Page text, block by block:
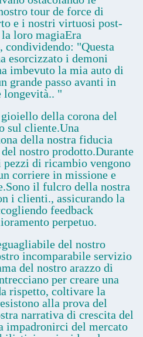
tour de force di
e i nostri virtuosi post-
loro magiaEra
"Questa
esorcizzato i demoni
imbevuto la mia auto di
grande passo avanti in
longevità.. "
della corona del
sul cliente.Una
della nostra fiducia
nostro prodotto.Durante
di ricambio vengono
corriere in missione e
il fulcro della nostra
i clienti., assicurando la
feedback
perpetuo.
del nostro
incomparabile servizio
del nostro arazzo di
per creare una
rispetto, coltivare la
alla prova del
narrativa di crescita del
impadronirci del mercato